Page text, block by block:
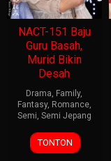
NACT-151 Baju
Guru Basah,
Murid Bikin
Desah
Drama, Family,
Fantasy, Romance,
Semi, Semi Jepang
TONTON